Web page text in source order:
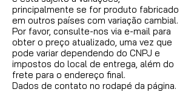
principalmente se for produto fabricado
em outros países com variação cambial.
Por favor, consulte-nos via e-mail para
obter o preço atualizado, uma vez que
pode variar dependendo do CNPJ e
impostos do local de entrega, além do
frete para o endereço final.
Dados de contato no rodapé da página.